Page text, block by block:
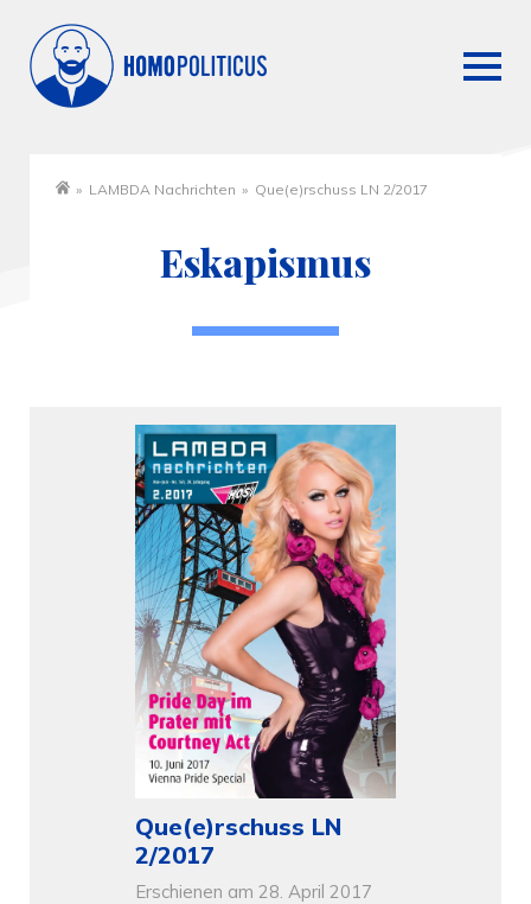
» LAMBDA Nachrichten » Que(e)rschuss LN 2/2017
Eskapismus
Que(e)rschuss LN
2/2017
Erschienen am 28. April 2017